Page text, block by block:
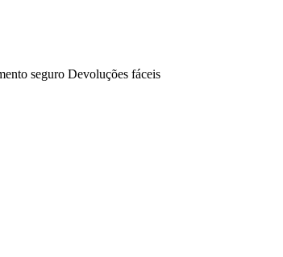
seguro Devoluções fáceis